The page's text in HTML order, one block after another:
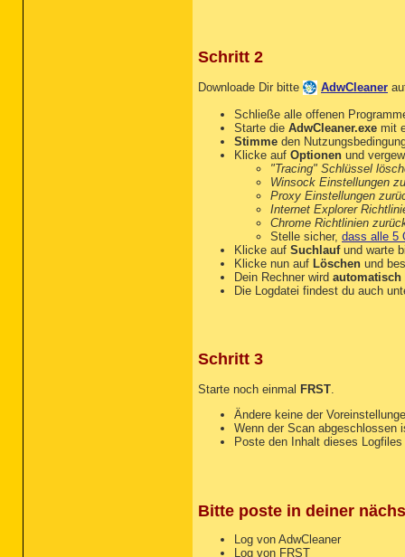
FF
FF
FF Extension: No Name -
R2 AgereModemAudio;
R2 Apple Mobile Device;
Bonjour Service; C:\Programme\Bonjour\mDNSResponder.exe [387944 2011-07-12] (Apple Inc.)
R3 iPod Service; C:\Programme\iPod\bin\iPodService.exe [821096 2011-07-19] (Apple Inc.)
S3 McComponentHostService; C:\Programme\McAfee Security Scan\3.0.318\McCHSvc.exe [235216 2013-02-05] (McAfee, Inc.)
R2 MDM; C:\Programme\Gemeinsame Dateien\Microsoft Shared\VS7DEBUG\MDM.EXE [322120 2003-06-19] (Microsoft Corporation)
S3 MozillaMaintenance; C:\Programme\Mozilla Maintenance Service\maintenanceservice.exe [117656 2013-08-17] (Mozilla Foundation)
R2 MsMpSvc; c:\Programme\Microsoft Security Client\MsMpEng.exe [20456 2013-01-27] (Microsoft Corporation)
S3 ose; C:\Programme\Gemeinsame Dateien\Microsoft Shared\Source Engine\OSE.EXE [89136 2003-07-28] (Microsoft Corporation)
S2 SkypeUpdate; C:\Programme\Skype\Updater\Updater.exe [160944 2012-07-13] (Skype Technologies)
S3 Sony PC Companion; C:\Programme\Sony\Sony PC Companion\PCCService.exe [155824 2013-02-04] (Avanquest Software)
S2 SystemStoreService; C:\Programme\SoftwareUpdater\SystemStore.exe [296448 2013-09-15] ()
R2 JavaQuickStarterService; "C:\Programme\Java\jre7\bin\jqs.exe" -service -config "C:\Programme\Java\jre7\lib\deploy\jqs\jqs.conf"

==================== Drivers (Whitelisted) ====================

R3 ATSWPDRV; C:\Windows\System32\DRIVERS\ATSwpDrv.sys [146560 2007-08-28] (AuthenTec, Inc.)
R3 b57w2k; C:\Windows\System32\DRIVERS\b57xp32.sys [160256 2006-12-15] (Broadcom Corporation)
R0 MpFilter; C:\Windows\System32\DRIVERS\MpFilter.sys [195296 2013-01-20] (Microsoft Corporation)
R3 NETw5x32; C:\Windows\System32\DRIVERS\NETw5x32.sys [3634688 2009-01-05] (Intel Corporation)
S4 IntelIde; No ImagePath
U5 ScsiPort; C:\Windows\system32\drivers\scsiport.sys [96384 2008-04-14] (Microsoft Corporation)
U1 WS2IFSL; 

==================== NetSvcs (Whitelisted)
Schritt 2
Downloade Dir bitte AdwCleaner
Schließe alle offenen
Starte die AdwCleaner.exe mit
Stimme den
Klicke auf Optionen und
"Tracing" Schlüssel
Winsock Einstellungen
Proxy Einstellungen
Internet Explorer
Chrome Richtlinien
Stelle sicher, dass alle 5
Klicke auf Suchlaufund warte
Klicke nun auf Löschen und
Dein Rechner wird automatisch
Die Logdatei findest du auch
Schritt 3
Starte noch einmal FRST.
Ändere keine der
Wenn der Scan abgeschlossen
Poste den Inhalt dieses
Bitte poste in deiner
Log von AdwCleaner
Log von FRST